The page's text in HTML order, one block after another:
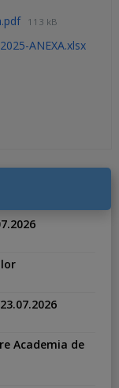
113 kB
ANEXA.xlsx
Academia de